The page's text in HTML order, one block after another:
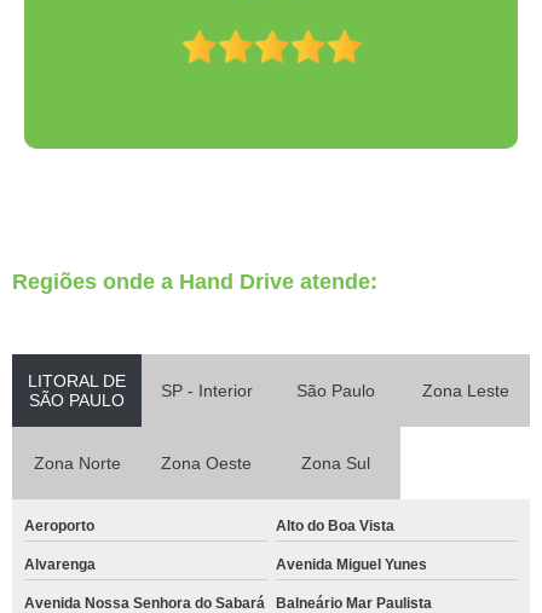
Regiões onde a Hand Drive atende:
LITORAL DE
SÃO PAULO
SP - Interior São Paulo Zona Leste
Zona Norte Zona Oeste Zona Sul
Aeroporto Alto do Boa Vista
Alvarenga Avenida Miguel Yunes
Avenida Nossa Senhora do Sabará Balneário Mar Paulista